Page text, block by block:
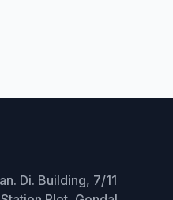
Di. Building, 7/11